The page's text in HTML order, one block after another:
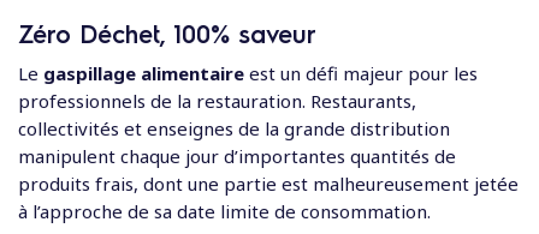
Zéro Déchet, 100% saveur
Le gaspillage alimentaire est un défi majeur pour les
professionnels de la restauration. Restaurants,
collectivités et enseignes de la grande distribution
manipulent chaque jour d’importantes quantités de
produits frais, dont une partie est malheureusement jetée
à l’approche de sa date limite de consommation.